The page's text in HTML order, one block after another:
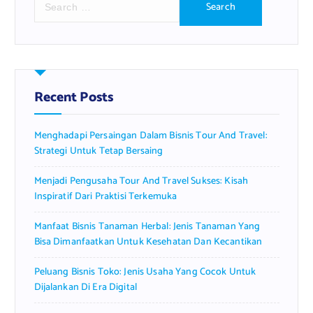
r
h
f
o
:
Recent Posts
Menghadapi Persaingan Dalam Bisnis Tour And Travel:
Strategi Untuk Tetap Bersaing
Menjadi Pengusaha Tour And Travel Sukses: Kisah
Inspiratif Dari Praktisi Terkemuka
Manfaat Bisnis Tanaman Herbal: Jenis Tanaman Yang
Bisa Dimanfaatkan Untuk Kesehatan Dan Kecantikan
Peluang Bisnis Toko: Jenis Usaha Yang Cocok Untuk
Dijalankan Di Era Digital